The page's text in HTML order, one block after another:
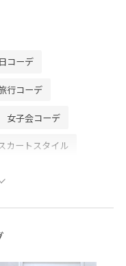
コーデ
行コーデ
女子会コーデ
カートスタイル